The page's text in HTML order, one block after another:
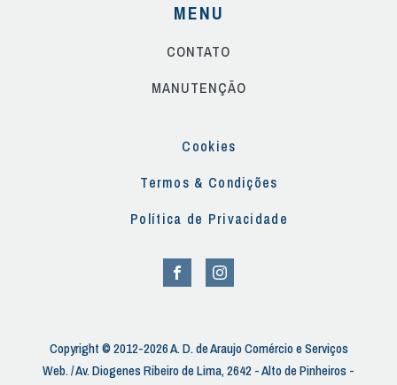
MENU
CONTATO
MANUTENÇÃO
Cookies
Termos & Condições
Política de Privacidade
Copyright © 2012-2026 A. D. de Araujo Comércio e Serviços
Web. / Av. Diogenes Ribeiro de Lima, 2642 - Alto de Pinheiros -